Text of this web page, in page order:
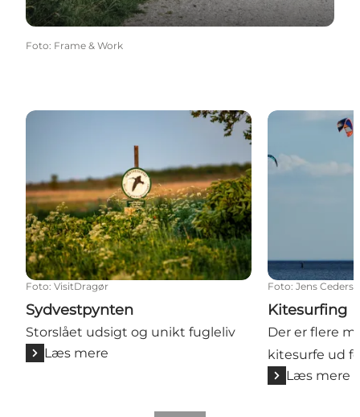
Foto: Frame & Work
Sydvestpynten
Foto: VisitDragør
Sydvestpynten
Storslået udsigt og unikt fugleliv
Læs mere
Kitesurfing
Foto: Jens
Kitesurfing
Der er flere
kitesurfe ud
Læs mere